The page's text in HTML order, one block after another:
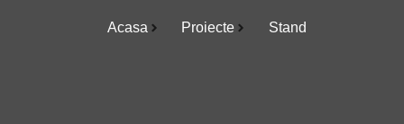
Acasa Proiecte Stand